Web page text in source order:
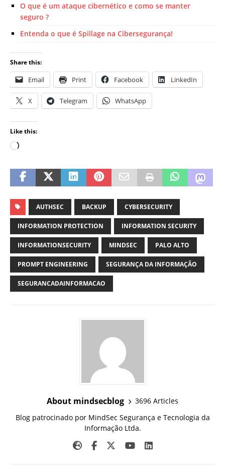
O que é um ataque cibernético e como se manter
seguro ?
Entenda o que é Spillage na Cibersegurança!
Share this:
Email Print Facebook LinkedIn
X Telegram WhatsApp
Like this:
AUTHSEC BACKUP CYBERSECURITY
INFORMATION PROTECTION INFORMATION SECURITY
INFORMATIONSECURITY MINDSEC PALO ALTO
PROMPT ENGINEERING SEGURANÇA DA INFORMAÇÃO
SEGURANCADAINFORMACAO
About mindsecblog
3696 Articles
Blog patrocinado por MindSec Segurança e Tecnologia da
Informação Ltda.